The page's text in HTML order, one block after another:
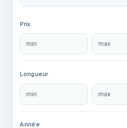
Prix
Longueur
Année